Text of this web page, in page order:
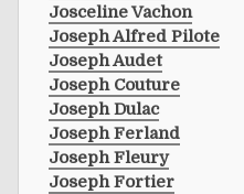
Josceline Vachon
Joseph Alfred Pilote
Joseph Audet
Joseph Couture
Joseph Dulac
Joseph Ferland
Joseph Fleury
Joseph Fortier